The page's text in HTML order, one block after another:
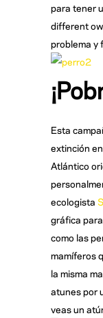
para tener
different
problema y
Esta
extinción
Atlántico
ecologista
gráfica
como las
mamíferos
la misma
atunes por
veas un